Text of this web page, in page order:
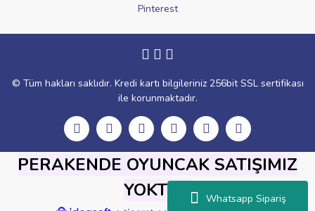
Whatsapp Sipariş
Pinterest
© Tüm hakları saklıdır. Kredi kartı bilgileriniz 256bit SSL sertifikası
ile korunmaktadır.
PERAKENDE OYUNCAK SATIŞIMIZ
YOKTUR